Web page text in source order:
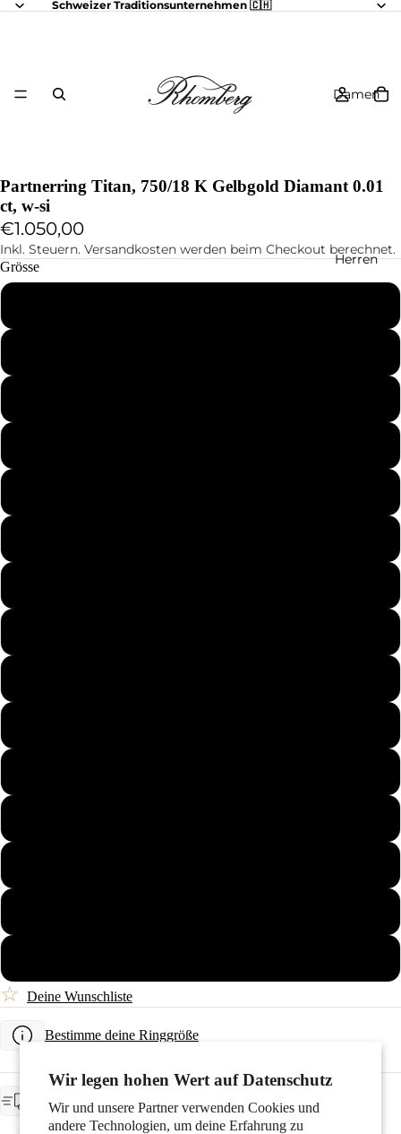
Wir legen hohen Wert auf Datenschutz
Wir und unsere Partner verwenden Cookies und
andere Technologien, um deine Erfahrung zu
Schweizer Traditionsunternehmen 🇨🇭
Damen
Herren
Partnerring Titan, 750/18 K Gelbgold Diamant 0.01
ct, w-si
€1.050,00
Inkl. Steuern. Versandkosten werden beim Checkout berechnet.
Grösse
☆ Deine Wunschliste
Bestimme deine Ringgröße
VORAUSSICHTLICHE LIEFERUNG
wird für dich angefertigt, Lieferzeit ca. 4 Wochen